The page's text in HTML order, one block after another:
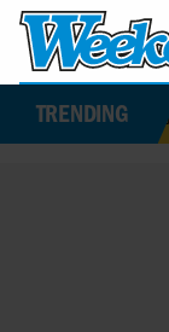
TRENDING
84-jarige leeftijd